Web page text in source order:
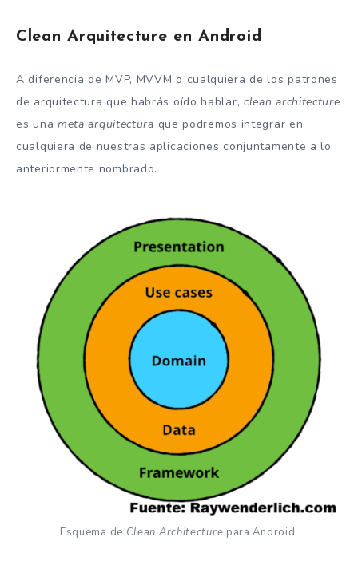
Clean Arquitecture en Android
A diferencia de MVP, MVVM o cualquiera de los patrones
de arquitectura que habrás oído hablar, clean architecture
es una meta arquitectura que podremos integrar en
cualquiera de nuestras aplicaciones conjuntamente a lo
anteriormente nombrado.
Esquema de Clean Architecture para Android.